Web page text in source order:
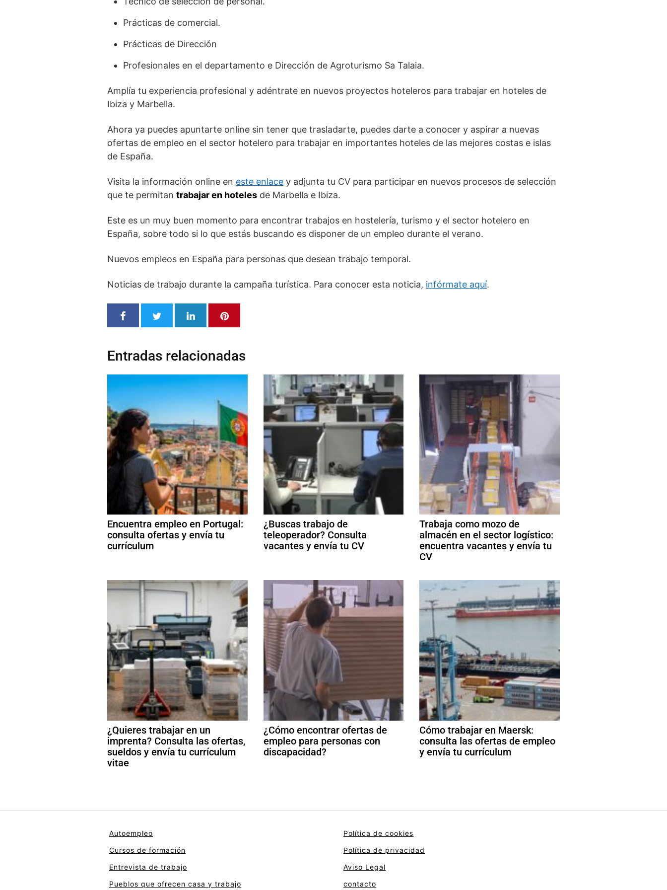
Prácticas de comercial.
Prácticas de Dirección
Profesionales en el departamento e Dirección de Agroturismo Sa Talaia.
Amplía tu experiencia profesional y adéntrate en nuevos proyectos hoteleros para trabajar en hoteles de
Ibiza y Marbella.
Ahora ya puedes apuntarte online sin tener que trasladarte, puedes darte a conocer y aspirar a nuevas
ofertas de empleo en el sector hotelero para trabajar en importantes hoteles de las mejores costas e islas
de España.
Visita la información online en este enlace y adjunta tu CV para participar en nuevos procesos de selección
que te permitan trabajar en hoteles de Marbella e Ibiza.
Este es un muy buen momento para encontrar trabajos en hostelería, turismo y el sector hotelero en
España, sobre todo si lo que estás buscando es disponer de un empleo durante el verano.
Nuevos empleos en España para personas que desean trabajo temporal.
Noticias de trabajo durante la campaña turística. Para conocer esta noticia, infórmate aquí.
Entradas relacionadas
Encuentra empleo en Portugal:
consulta ofertas y envía tu
currículum
¿Buscas trabajo de
teleoperador? Consulta
vacantes y envía tu CV
Trabaja como mozo de
almacén en el sector logístico:
encuentra vacantes y envía tu
CV
¿Quieres trabajar en un
imprenta? Consulta las ofertas,
sueldos y envía tu currículum
vitae
¿Cómo encontrar ofertas de
empleo para personas con
discapacidad?
Cómo trabajar en Maersk:
consulta las ofertas de empleo
y envía tu currículum
Autoempleo
Cursos de formación
Entrevista de trabajo
Pueblos que ofrecen casa y trabajo
Política de cookies
Política de privacidad
Aviso Legal
contacto